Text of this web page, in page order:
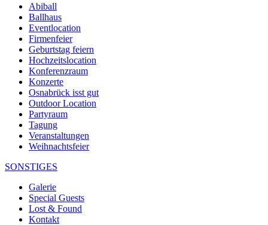
Abiball
Ballhaus
Eventlocation
Firmenfeier
Geburtstag feiern
Hochzeitslocation
Konferenzraum
Konzerte
Osnabrück isst gut
Outdoor Location
Partyraum
Tagung
Veranstaltungen
Weihnachtsfeier
SONSTIGES
Galerie
Special Guests
Lost & Found
Kontakt